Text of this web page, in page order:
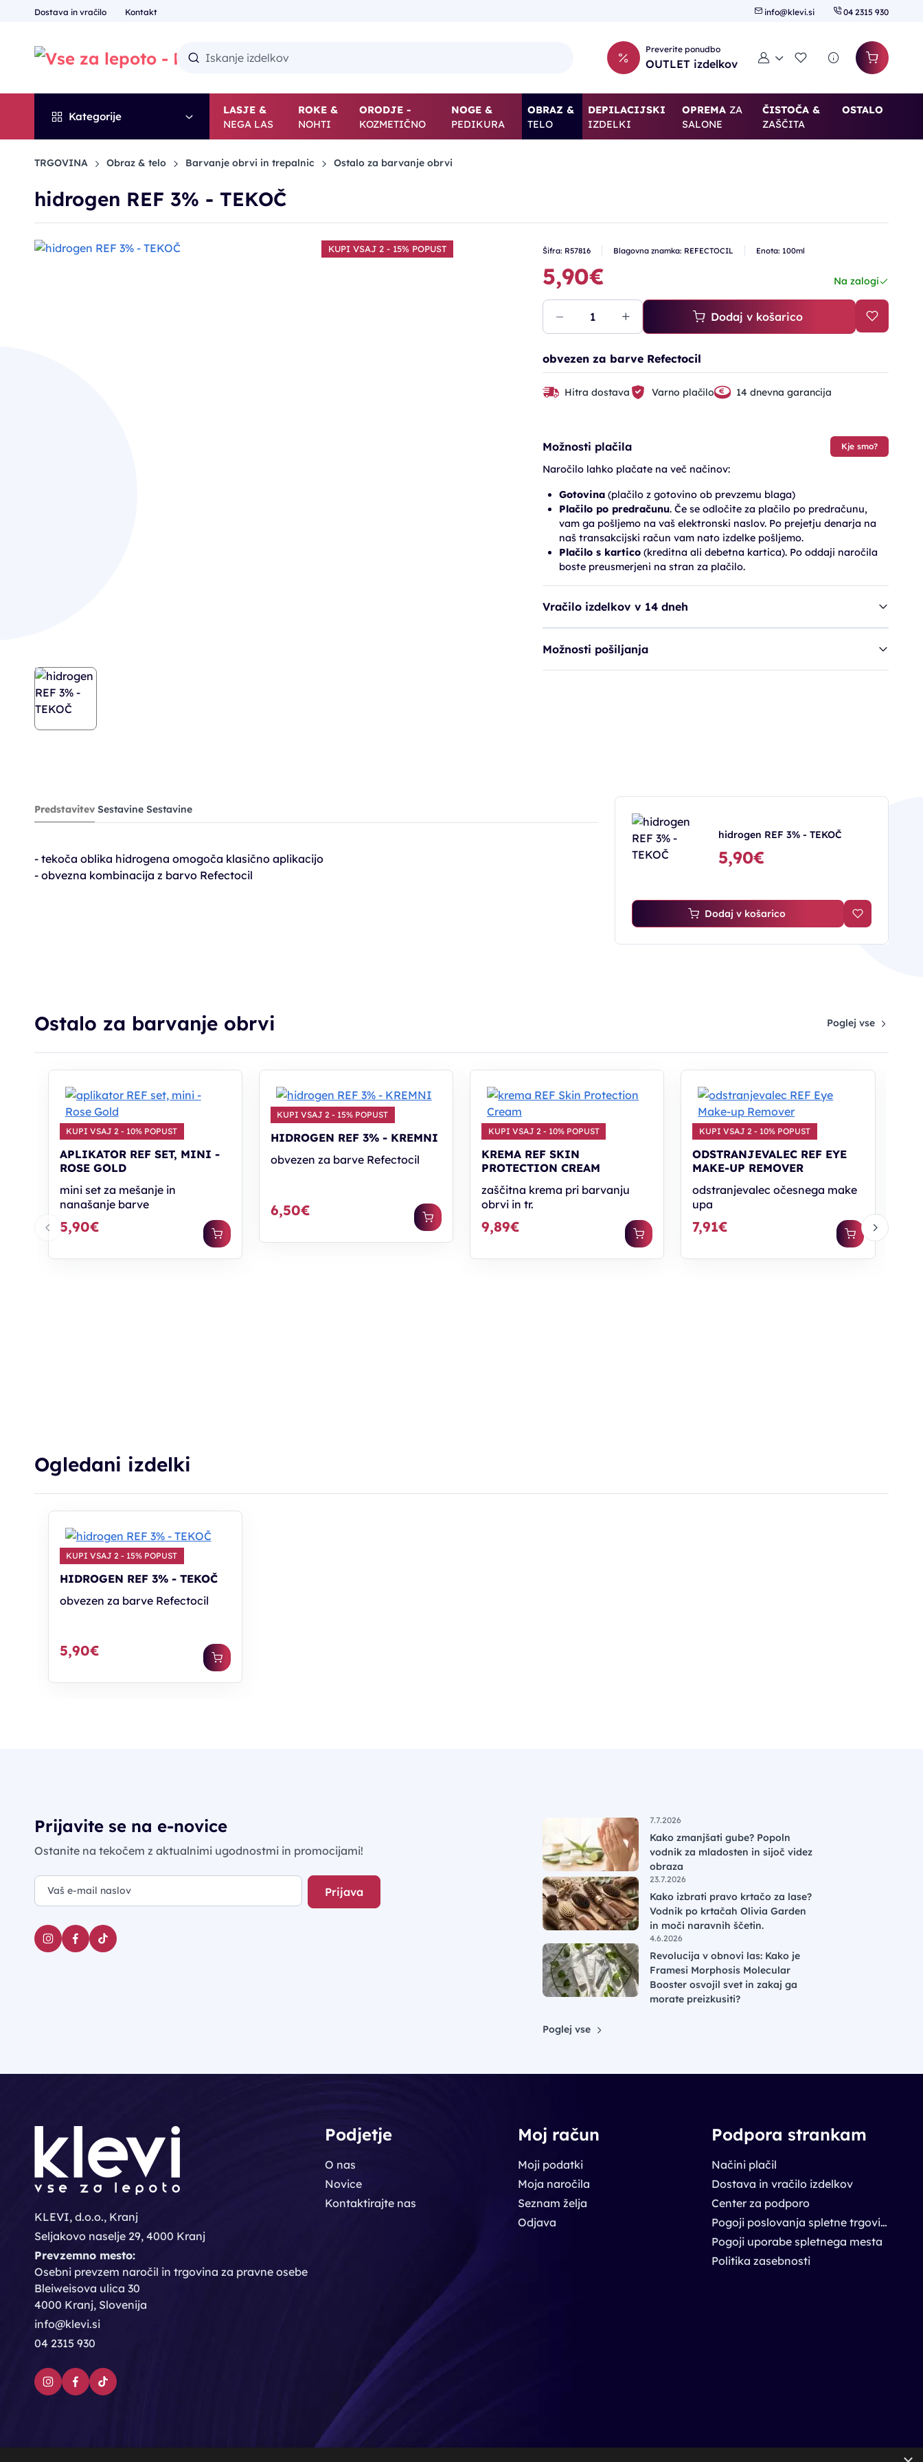
Dostava in vračilo Kontakt info@klevi.si 04 2315 930
Preverite ponudbo
OUTLET izdelkov Moj računSeznam želja
Kategorije
LASJE &
NEGA LAS
ROKE &
NOHTI
ORODJE -
KOZMETIČNO
NOGE &
PEDIKURA
OBRAZ &
TELO
DEPILACIJSKI
IZDELKI
OPREMAZA
SALONE
ČISTOČA &
ZAŠČITA
OSTALO
TRGOVINA Obraz & telo Barvanje obrvi in trepalnic Ostalo za barvanje obrvi
hidrogen REF 3% - TEKOČ
KUPI VSAJ 2 - 15% POPUST Šifra: R57816 Blagovna znamka: REFECTOCIL Enota: 100ml
5,90€ Na zalogi
Dodaj v košarico
obvezen za barve Refectocil
Hitra dostava Varno plačilo 14 dnevna garancija
Možnosti plačila Kje smo?
Naročilo lahko plačate na več načinov:
Gotovina(plačilo z gotovino ob prevzemu blaga)
Plačilo po predračunu. Če se odločite za plačilo po predračunu,
vam ga pošljemo na vaš elektronski naslov. Po prejetju denarja na
naš transakcijski račun vam nato izdelke pošljemo.
Plačilo s kartico(kreditna ali debetna kartica). Po oddaji naročila
boste preusmerjeni na stran za plačilo.
Vračilo izdelkov v 14 dneh
Možnosti pošiljanja
Predstavitev Sestavine Sestavine
- tekoča oblika hidrogena omogoča klasično aplikacijo
- obvezna kombinacija z barvo Refectocil
hidrogen REF 3% - TEKOČ
5,90€
Dodaj v košarico
Ostalo za barvanje obrvi Poglej vse
KUPI VSAJ 2 - 10% POPUST
APLIKATOR REF SET, MINI -
ROSE GOLD
mini set za mešanje in
nanašanje barve
5,90€
KUPI VSAJ 2 - 15% POPUST
HIDROGEN REF 3% - KREMNI
obvezen za barve Refectocil
6,50€
KUPI VSAJ 2 - 10% POPUST
KREMA REF SKIN
PROTECTION CREAM
zaščitna krema pri barvanju
obrvi in tr.
9,89€
KUPI VSAJ 2 - 10% POPUST
ODSTRANJEVALEC REF EYE
MAKE-UP REMOVER
odstranjevalec očesnega make
upa
7,91€
Ogledani izdelki
KUPI VSAJ 2 - 15% POPUST
HIDROGEN REF 3% - TEKOČ
obvezen za barve Refectocil
5,90€
Prijavite se na e-novice
Ostanite na tekočem z aktualnimi ugodnostmi in promocijami!
Prijava
7.7.2026
Kako zmanjšati gube? Popoln
vodnik za mladosten in sijoč videz
obraza
23.7.2026
Kako izbrati pravo krtačo za lase?
Vodnik po krtačah Olivia Garden
in moči naravnih ščetin.
4.6.2026
Revolucija v obnovi las: Kako je
Framesi Morphosis Molecular
Booster osvojil svet in zakaj ga
morate preizkusiti?
Poglej vse
KLEVI, d.o.o., Kranj
Seljakovo naselje 29, 4000 Kranj
Prevzemno mesto:
Osebni prevzem naročil in trgovina za pravne osebe
Bleiweisova ulica 30
4000 Kranj, Slovenija
info@klevi.si
04 2315 930
Podjetje
O nas
Novice
Kontaktirajte nas
Moj račun
Moji podatki
Moja naročila
Seznam želja
Odjava
Podpora strankam
Načini plačil
Dostava in vračilo izdelkov
Center za podporo
Pogoji poslovanja spletne trgovine
Pogoji uporabe spletnega mesta
Politika zasebnosti